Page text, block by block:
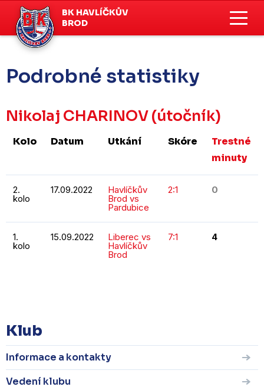
BK HAVLÍČKŮV
BROD
Podrobné statistiky
Nikolaj CHARINOV(útočník)
Kolo Datum Utkání Skóre
Trestné
minuty
2.
kolo
17.09.2022 Havlíčkův
Brod vs
Pardubice
2:1 0
1.
kolo
15.09.2022 Liberec vs
Havlíčkův
Brod
7:1 4
Klub
Informace a kontakty
Vedení klubu